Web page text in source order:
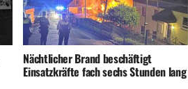
Nächtlicher Brand beschäftigt
Einsatzkräfte fach sechs Stunden lang